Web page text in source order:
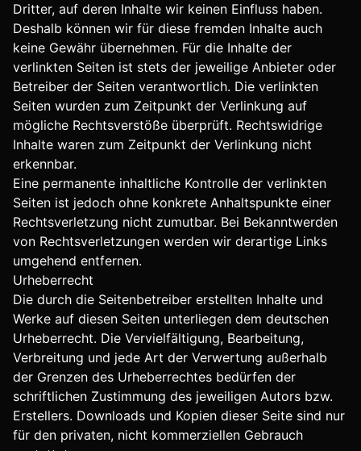
Dritter, auf deren Inhalte wir keinen Einfluss haben.
Deshalb können wir für diese fremden Inhalte auch
keine Gewähr übernehmen. Für die Inhalte der
verlinkten Seiten ist stets der jeweilige Anbieter oder
Betreiber der Seiten verantwortlich. Die verlinkten
Seiten wurden zum Zeitpunkt der Verlinkung auf
mögliche Rechtsverstöße überprüft. Rechtswidrige
Inhalte waren zum Zeitpunkt der Verlinkung nicht
erkennbar.
Eine permanente inhaltliche Kontrolle der verlinkten
Seiten ist jedoch ohne konkrete Anhaltspunkte einer
Rechtsverletzung nicht zumutbar. Bei Bekanntwerden
von Rechtsverletzungen werden wir derartige Links
umgehend entfernen.
Urheberrecht
Die durch die Seitenbetreiber erstellten Inhalte und
Werke auf diesen Seiten unterliegen dem deutschen
Urheberrecht. Die Vervielfältigung, Bearbeitung,
Verbreitung und jede Art der Verwertung außerhalb
der Grenzen des Urheberrechtes bedürfen der
schriftlichen Zustimmung des jeweiligen Autors bzw.
Erstellers. Downloads und Kopien dieser Seite sind nur
für den privaten, nicht kommerziellen Gebrauch